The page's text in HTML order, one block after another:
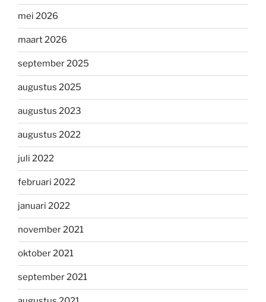
mei 2026
maart 2026
september 2025
augustus 2025
augustus 2023
augustus 2022
juli 2022
februari 2022
januari 2022
november 2021
oktober 2021
september 2021